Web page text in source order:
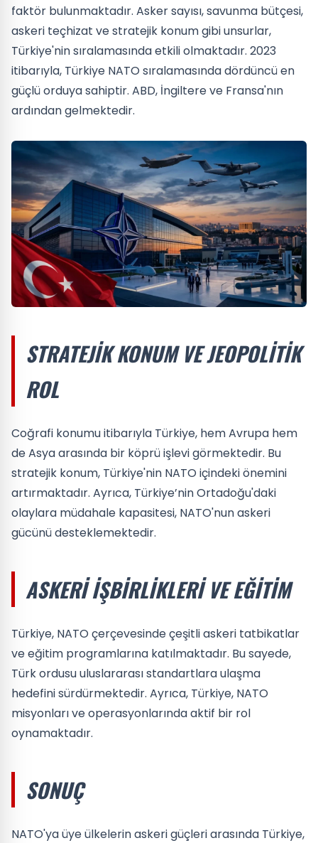
faktör bulunmaktadır. Asker sayısı, savunma bütçesi,
askeri teçhizat ve stratejik konum gibi unsurlar,
Türkiye'nin sıralamasında etkili olmaktadır. 2023
itibarıyla, Türkiye NATO sıralamasında dördüncü en
güçlü orduya sahiptir. ABD, İngiltere ve Fransa'nın
ardından gelmektedir.
STRATEJIK KONUM VE JEOPOLITIK
ROL
Coğrafi konumu itibarıyla Türkiye, hem Avrupa hem
de Asya arasında bir köprü işlevi görmektedir. Bu
stratejik konum, Türkiye'nin NATO içindeki önemini
artırmaktadır. Ayrıca, Türkiye’nin Ortadoğu'daki
olaylara müdahale kapasitesi, NATO'nun askeri
gücünü desteklemektedir.
ASKERI İŞBIRLIKLERI VE EĞITIM
Türkiye, NATO çerçevesinde çeşitli askeri tatbikatlar
ve eğitim programlarına katılmaktadır. Bu sayede,
Türk ordusu uluslararası standartlara ulaşma
hedefini sürdürmektedir. Ayrıca, Türkiye, NATO
misyonları ve operasyonlarında aktif bir rol
oynamaktadır.
SONUÇ
NATO'ya üye ülkelerin askeri güçleri arasında Türkiye,